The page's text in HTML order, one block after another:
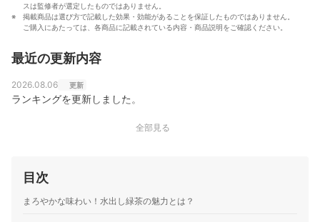
スは監修者が選定したものではありません。
掲載商品は選び方で記載した効果・効能があることを保証したものではありません。
ご購入にあたっては、各商品に記載されている内容・商品説明をご確認ください。
最近の更新内容
2026.08.06 更新
ランキングを更新しました。
全部見る
目次
まろやかな味わい！水出し緑茶の魅力とは？